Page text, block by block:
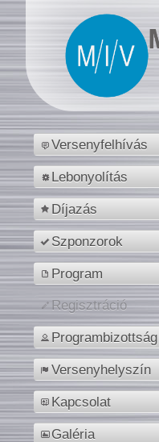
Versenyfelhívás
Lebonyolítás
Díjazás
Szponzorok
Program
Regisztráció
Programbizottság
Versenyhelyszín
Kapcsolat
Galéria